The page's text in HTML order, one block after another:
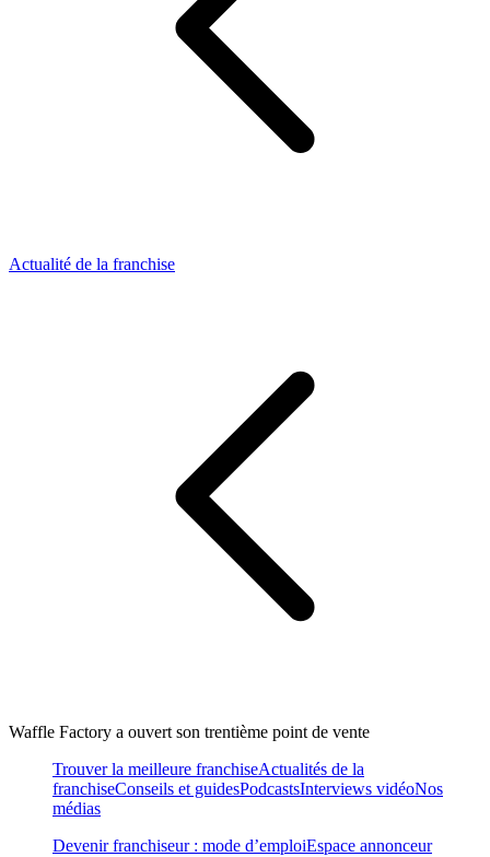
Actualité de la franchise
Waffle Factory a ouvert son trentième point de vente
Trouver la meilleure franchiseActualités de la
franchiseConseils et guidesPodcastsInterviews vidéoNos
médias
Devenir franchiseur : mode d’emploiEspace annonceur